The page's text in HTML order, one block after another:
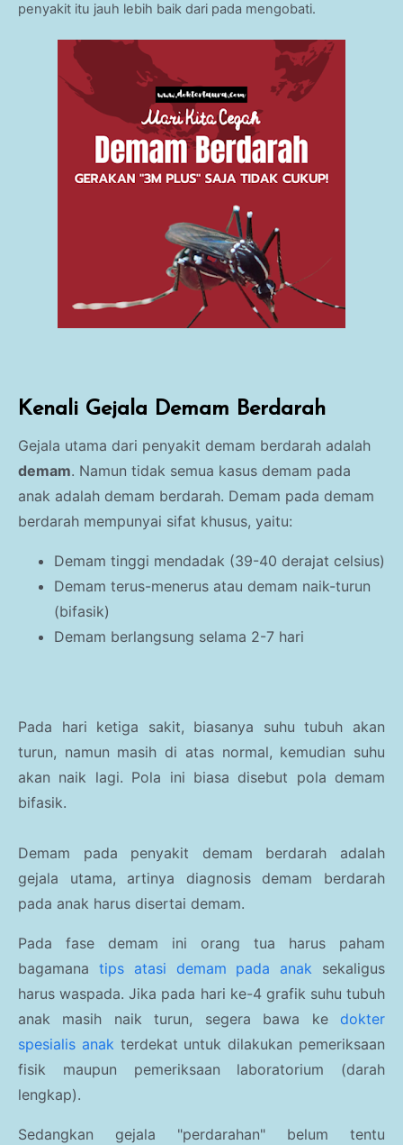
penyakit itu jauh lebih baik dari pada mengobati.
Kenali Gejala Demam Berdarah
Gejala utama dari penyakit demam berdarah adalah
demam. Namun tidak semua kasus demam pada
anak adalah demam berdarah. Demam pada demam
berdarah mempunyai sifat khusus, yaitu:
Demam tinggi mendadak (39-40 derajat celsius)
Demam terus-menerus atau demam naik-turun
(bifasik)
Demam berlangsung selama 2-7 hari
Pada hari ketiga sakit, biasanya suhu tubuh akan
turun, namun masih di atas normal, kemudian suhu
akan naik lagi. Pola ini biasa disebut pola demam
bifasik.
Demam pada penyakit demam berdarah adalah
gejala utama, artinya diagnosis demam berdarah
pada anak harus disertai demam.
Pada fase demam ini orang tua harus paham
bagamana tips atasi demam pada anak sekaligus
harus waspada. Jika pada hari ke-4 grafik suhu tubuh
anak masih naik turun, segera bawa ke dokter
spesialis anak terdekat untuk dilakukan pemeriksaan
fisik maupun pemeriksaan laboratorium (darah
lengkap).
Sedangkan gejala "perdarahan" belum tentu